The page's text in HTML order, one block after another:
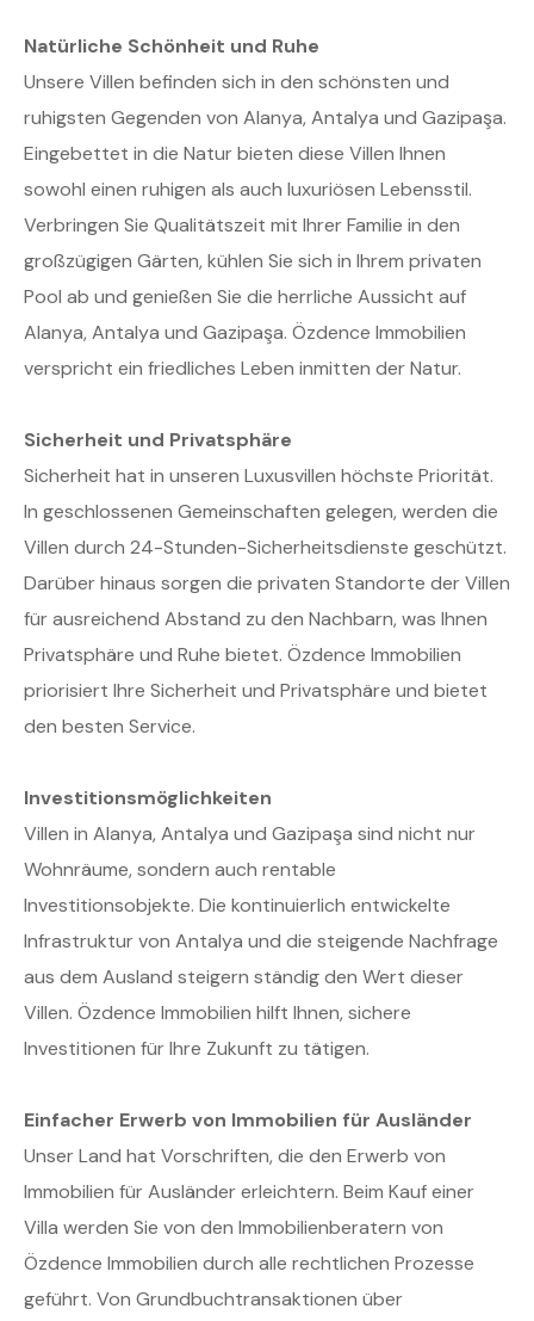
Natürliche Schönheit und Ruhe
Unsere Villen befinden sich in den schönsten und
ruhigsten Gegenden von Alanya, Antalya und Gazipaşa.
Eingebettet in die Natur bieten diese Villen Ihnen
sowohl einen ruhigen als auch luxuriösen Lebensstil.
Verbringen Sie Qualitätszeit mit Ihrer Familie in den
großzügigen Gärten, kühlen Sie sich in Ihrem privaten
Pool ab und genießen Sie die herrliche Aussicht auf
Alanya, Antalya und Gazipaşa. Özdence Immobilien
verspricht ein friedliches Leben inmitten der Natur.
Sicherheit und Privatsphäre
Sicherheit hat in unseren Luxusvillen höchste Priorität.
In geschlossenen Gemeinschaften gelegen, werden die
Villen durch 24-Stunden-Sicherheitsdienste geschützt.
Darüber hinaus sorgen die privaten Standorte der Villen
für ausreichend Abstand zu den Nachbarn, was Ihnen
Privatsphäre und Ruhe bietet. Özdence Immobilien
priorisiert Ihre Sicherheit und Privatsphäre und bietet
den besten Service.
Investitionsmöglichkeiten
Villen in Alanya, Antalya und Gazipaşa sind nicht nur
Wohnräume, sondern auch rentable
Investitionsobjekte. Die kontinuierlich entwickelte
Infrastruktur von Antalya und die steigende Nachfrage
aus dem Ausland steigern ständig den Wert dieser
Villen. Özdence Immobilien hilft Ihnen, sichere
Investitionen für Ihre Zukunft zu tätigen.
Einfacher Erwerb von Immobilien für Ausländer
Unser Land hat Vorschriften, die den Erwerb von
Immobilien für Ausländer erleichtern. Beim Kauf einer
Villa werden Sie von den Immobilienberatern von
Özdence Immobilien durch alle rechtlichen Prozesse
geführt. Von Grundbuchtransaktionen über